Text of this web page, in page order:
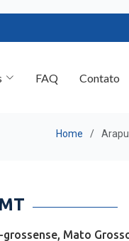
Mato Grosso.